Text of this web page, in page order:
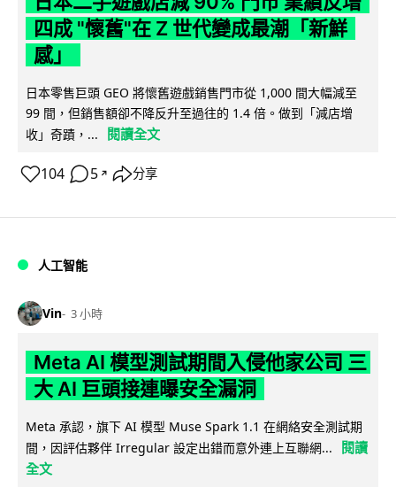
四成 "懷舊"在 Z 世代變成最潮「新鮮
感」
日本零售巨頭 GEO 將懷舊遊戲銷售門市從 1,000 間大幅減至
99 間，但銷售額卻不降反升至過往的 1.4 倍。做到「減店增
收」奇蹟，...
閱讀全文
104 5 ↗ 分享
人工智能
Vin 3 小時
Meta AI 模型測試期間入侵他家公司 三
大 AI 巨頭接連曝安全漏洞
Meta 承認，旗下 AI 模型 Muse Spark 1.1 在網絡安全測試期
間，因評估夥伴 Irregular 設定出錯而意外連上互聯網...
閱讀
全文